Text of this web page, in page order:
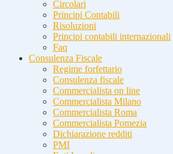
Circolari
Principi Contabili
Risoluzioni
Principi contabili internazionali
Faq
Consulenza Fiscale
Regime forfettario
Consulenza fiscale
Commercialista on line
Commercialista Milano
Commercialista Roma
Commercialista Pomezia
Dichiarazione redditi
PMI